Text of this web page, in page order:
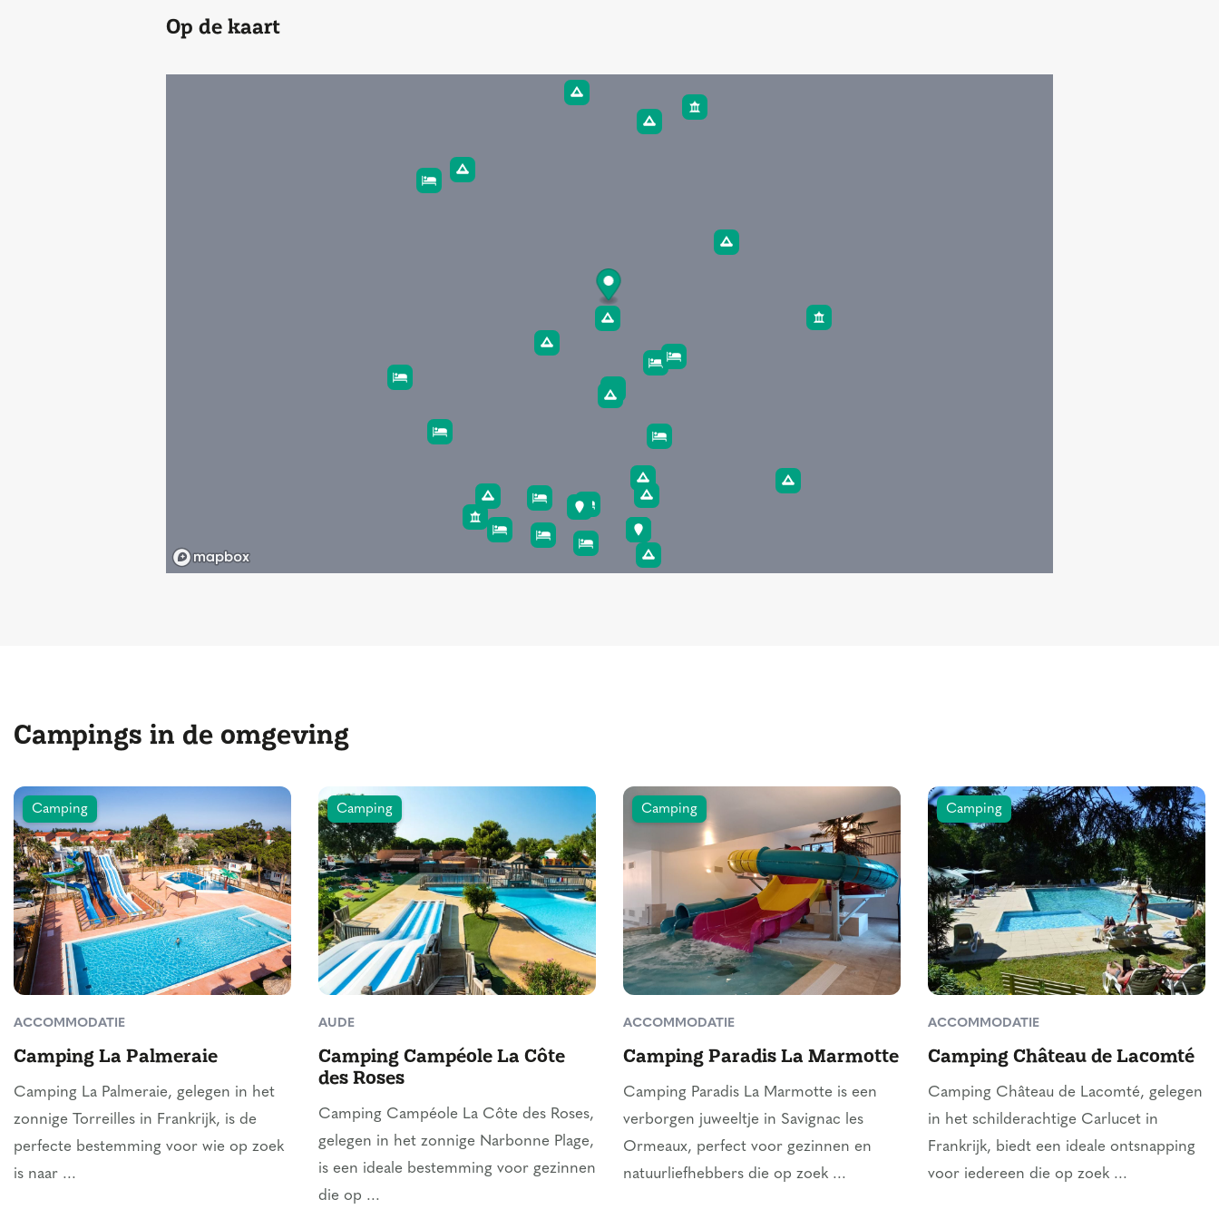
Op de kaart
Campings in de omgeving
Camping
ACCOMMODATIE
Camping La Palmeraie
Camping La Palmeraie, gelegen in het
zonnige Torreilles in Frankrijk, is de
perfecte bestemming voor wie op zoek
is naar ...
Camping
AUDE
Camping Campéole La Côte
des Roses
Camping Campéole La Côte des Roses,
gelegen in het zonnige Narbonne Plage,
is een ideale bestemming voor gezinnen
die op ...
Camping
ACCOMMODATIE
Camping Paradis La Marmotte
Camping Paradis La Marmotte is een
verborgen juweeltje in Savignac les
Ormeaux, perfect voor gezinnen en
natuurliefhebbers die op zoek ...
Camping
ACCOMMODATIE
Camping Château de Lacomté
Camping Château de Lacomté, gelegen
in het schilderachtige Carlucet in
Frankrijk, biedt een ideale ontsnapping
voor iedereen die op zoek ...